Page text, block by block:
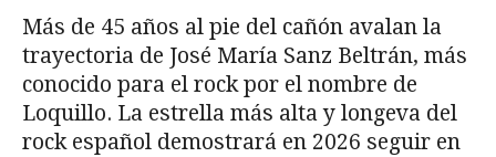
Más de 45 años al pie del cañón avalan la
trayectoria de José María Sanz Beltrán, más
conocido para el rock por el nombre de
Loquillo. La estrella más alta y longeva del
rock español demostrará en 2026 seguir en